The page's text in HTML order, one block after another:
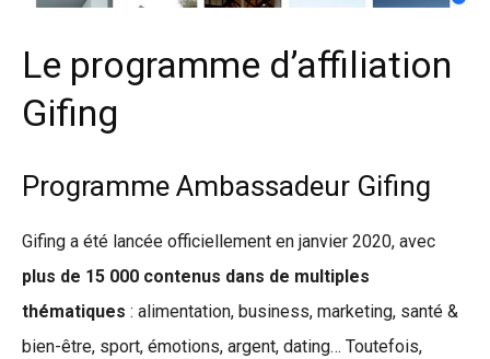
Le programme d’affiliation
Gifing
Programme Ambassadeur Gifing
Gifing a été lancée officiellement en janvier 2020, avec
plus de 15 000 contenus dans de multiples
thématiques : alimentation, business, marketing, santé &
bien-être, sport, émotions, argent, dating… Toutefois,